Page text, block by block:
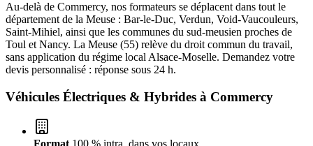
Au-delà de Commercy, nos formateurs se déplacent dans tout le
département de la Meuse : Bar-le-Duc, Verdun, Void-Vaucouleurs,
Saint-Mihiel, ainsi que les communes du sud-meusien proches de
Toul et Nancy. La Meuse (55) relève du droit commun du travail,
sans application du régime local Alsace-Moselle. Demandez votre
devis personnalisé : réponse sous 24 h.
Véhicules Électriques & Hybrides à Commercy
Format 100 % intra, dans vos locaux